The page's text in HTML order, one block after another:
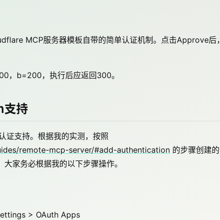
MCP服务器模板自带的简单认证机制。点击Approve后
，b=200，执行后应返回300。
持
证支持。根据我的实测，按照
remote-mcp-server/#add-authentication 的步骤创建的
家务必根据我的以下步骤操作。
> OAuth Apps